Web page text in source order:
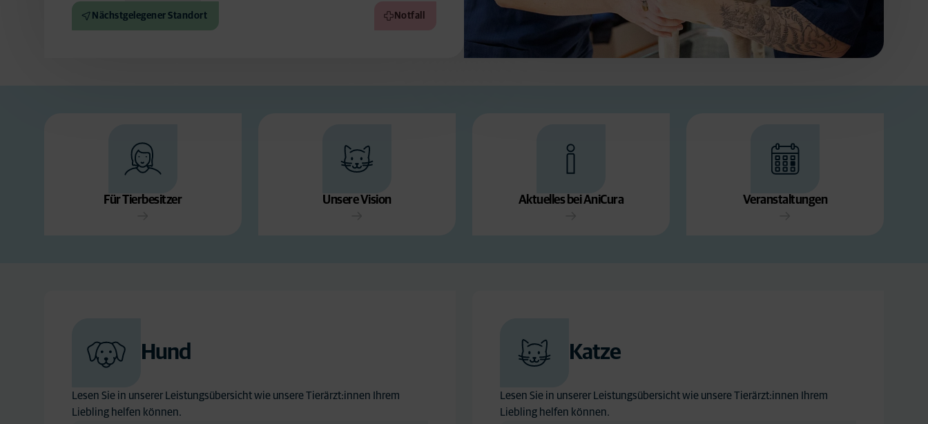
Nächstgelegener Standort Notfall
Für Tierbesitzer Unsere Vision Aktuelles bei AniCura Veranstaltungen
Hund
Lesen Sie in unserer Leistungsübersicht wie unsere Tierärzt:innen Ihrem
Liebling helfen können.
Katze
Lesen Sie in unserer Leistungsübersicht wie unsere Tierärzt:innen Ihrem
Liebling helfen können.